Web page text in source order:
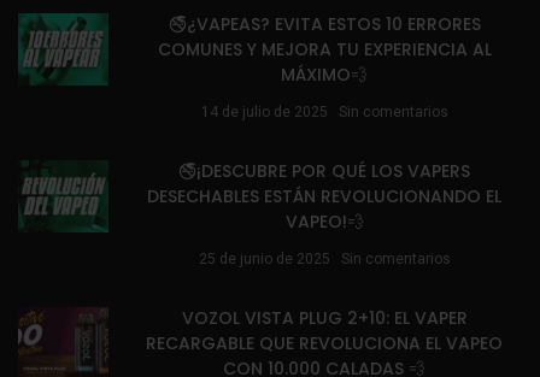
🚭¿VAPEAS? EVITA ESTOS 10 ERRORES
COMUNES Y MEJORA TU EXPERIENCIA AL
MÁXIMO💨
14 de julio de 2025 Sin comentarios
🚭¡DESCUBRE POR QUÉ LOS VAPERS
DESECHABLES ESTÁN REVOLUCIONANDO EL
VAPEO!💨
25 de junio de 2025 Sin comentarios
VOZOL VISTA PLUG 2+10: EL VAPER
RECARGABLE QUE REVOLUCIONA EL VAPEO
CON 10.000 CALADAS 💨